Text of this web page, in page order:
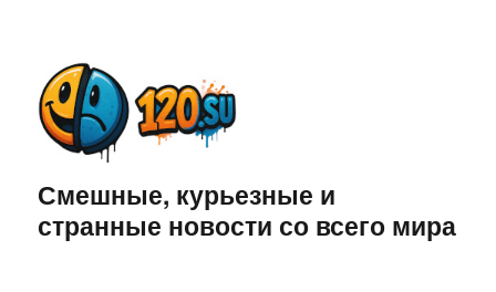
Смешные, курьезные и
странные новости со всего мира